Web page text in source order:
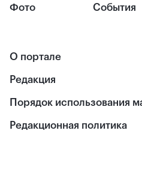
Фото События
О портале
Редакция
Порядок использования
Редакционная политика